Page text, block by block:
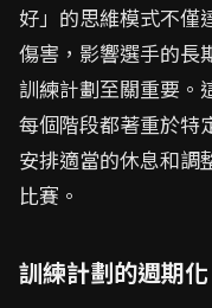
好」的思維模式不僅
傷害，影響選手的長
訓練計劃至關重要。
每個階段都著重於特
安排適當的休息和調
比賽。
訓練計劃的週期化